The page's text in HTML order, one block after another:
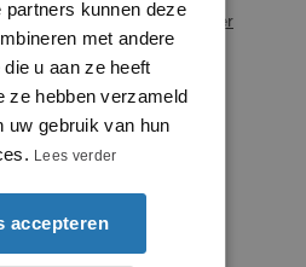
Profielenstunter
partners kunnen deze
met andere
die u aan ze heeft
ze hebben verzameld
uw gebruik van hun
Lees verder
accepteren